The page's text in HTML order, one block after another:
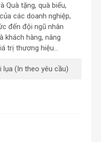
Quà tặng, quà biếu,
các doanh nghiệp,
đến đội ngũ nhân
khách hàng, nâng
trị thương hiệu…
lụa (In theo yêu cầu)